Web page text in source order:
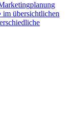
übersichtlichen